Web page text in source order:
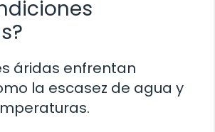
áridas enfrentan
la escasez de agua y